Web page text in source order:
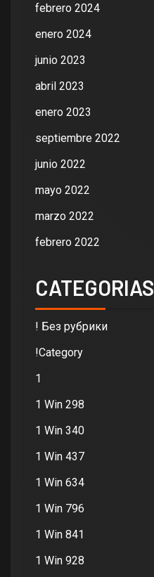
febrero 2024
enero 2024
junio 2023
abril 2023
enero 2023
septiembre 2022
junio 2022
mayo 2022
marzo 2022
febrero 2022
CATEGORIAS
! Без рубрики
!Category
1
1 Win 298
1 Win 340
1 Win 437
1 Win 634
1 Win 796
1 Win 841
1 Win 928